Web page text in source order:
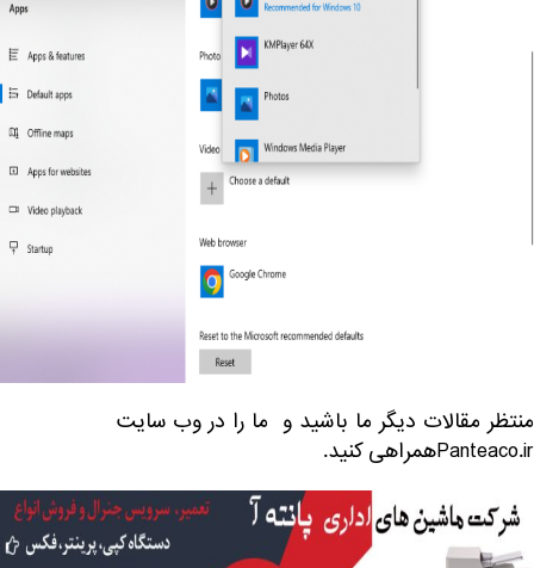
منتظر مقالات دیگر ما باشید و ما را در وب سایت
Panteaco.irهمراهی کنید.